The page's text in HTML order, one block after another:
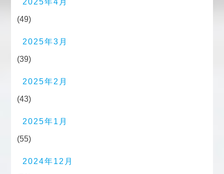
2025年4月
(49)
2025年3月
(39)
2025年2月
(43)
2025年1月
(55)
2024年12月